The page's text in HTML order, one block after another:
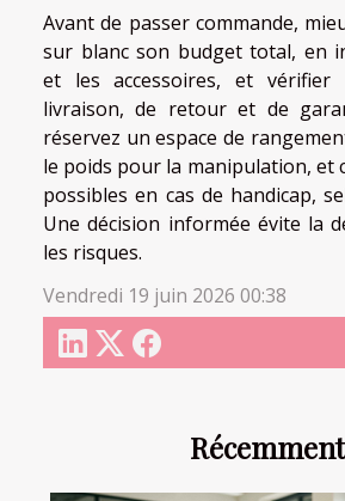
Récemment
Avant de passer commande,
sur blanc son budget total, en
et les accessoires, et vérifier
livraison, de retour et de
réservez un espace de
le poids pour la manipulation, et
possibles en cas de handicap,
Une décision informée évite la
les risques.
Vendredi 19 juin 2026 00:38